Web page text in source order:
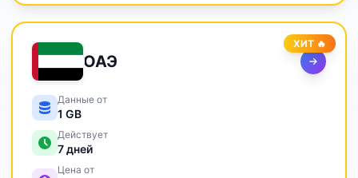
ХИТ 🔥
ОАЭ
Данные от
1 GB
Действует
7дней
Цена от